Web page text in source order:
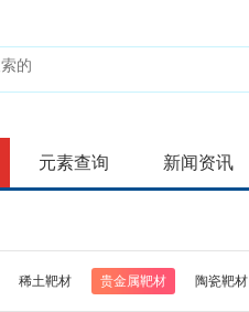
元素查询 新闻资讯
稀土靶材 贵金属靶材 陶瓷靶材